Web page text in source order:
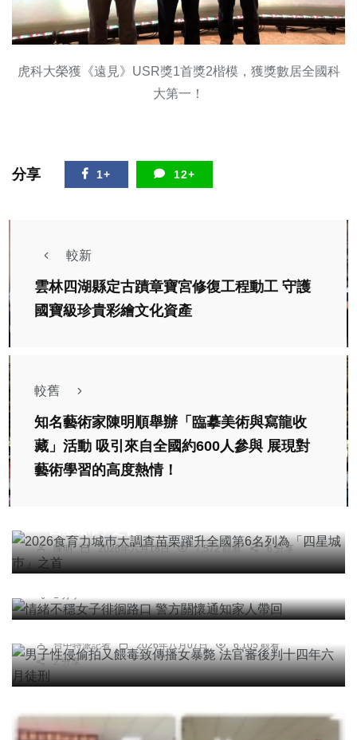
虎科大榮獲《遠見》USR獎1首獎2楷模，獲獎數居全國科
大第一！
分享 1+ 12+
較新
雲林四湖縣定古蹟章寶宮修復工程動工 守護
國寶級珍貴彩繪文化資產
較舊
知名藝術家陳明順舉辦「臨摹美術與寫龍收
藏」活動 吸引來自全國約600人參與 展現對
藝術學習的高度熱情！
陳明 2026年六月18日 7,572 觀看 6 分享
社會
情緒不穩女子徘徊路口 警方關懷通知家人帶回
1 分享
男子性侵偷拍又餵毒致傳播女暴斃 法官審後判十四
台中特派記者 2026年八月07日
6,105 觀看
2 分享